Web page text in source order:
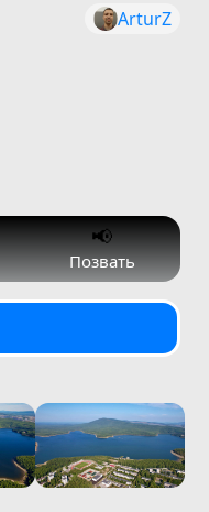
ArturZ
📢
Позвать